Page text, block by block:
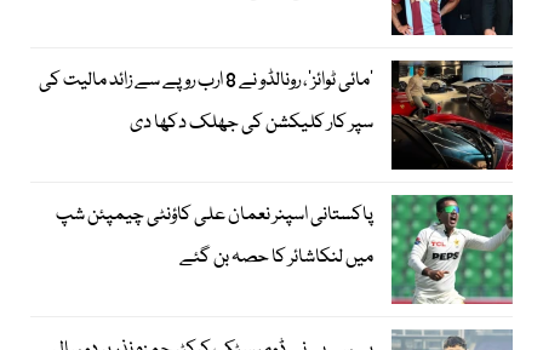
’مائی ٹوائز‘، رونالڈو نے 8 ارب روپے سے زائد مالیت کی
سپر کار کلیکشن کی جھلک دکھا دی
پاکستانی اسپنر نعمان علی کاؤنٹی چیمپئن شپ
میں لنکاشائر کا حصہ بن گئے